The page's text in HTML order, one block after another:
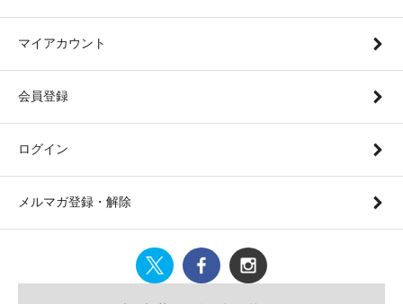
マイアカウント
会員登録
ログイン
メルマガ登録・解除